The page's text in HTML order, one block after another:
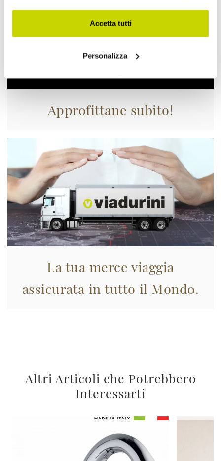
Accetta tutti
Personalizza
Approfittane subito!
La tua merce viaggia
assicurata in tutto il Mondo.
Altri Articoli che Potrebbero
Interessarti